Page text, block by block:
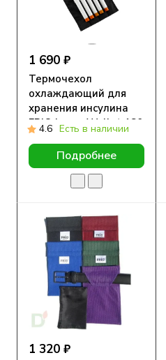
1 690 ₽
Термочехол
охлаждающий для
хранения инсулина
FRIO Large Wallet 180
х 140мм
4.6 Есть в наличии
Подробнее
1 320 ₽